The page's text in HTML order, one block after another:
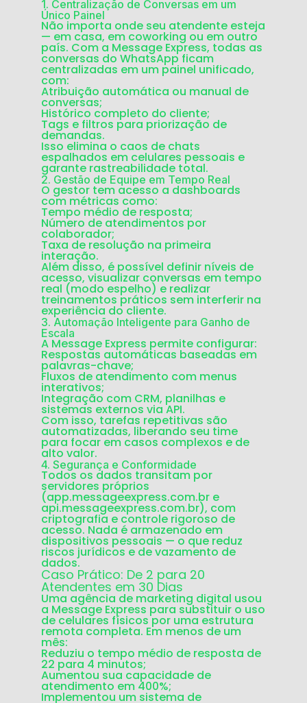
1. Centralização de Conversas em um
Único Painel
Não importa onde seu atendente esteja
— em casa, em coworking ou em outro
país. Com a Message Express, todas as
conversas do WhatsApp ficam
centralizadas em um painel unificado,
com:
Atribuição automática ou manual de
conversas;
Histórico completo do cliente;
Tags e filtros para priorização de
demandas.
Isso elimina o caos de chats
espalhados em celulares pessoais e
garante rastreabilidade total.
2. Gestão de Equipe em Tempo Real
O gestor tem acesso a dashboards
com métricas como:
Tempo médio de resposta;
Número de atendimentos por
colaborador;
Taxa de resolução na primeira
interação.
Além disso, é possível definir níveis de
acesso, visualizar conversas em tempo
real (modo espelho) e realizar
treinamentos práticos sem interferir na
experiência do cliente.
3. Automação Inteligente para Ganho de
Escala
A Message Express permite configurar:
Respostas automáticas baseadas em
palavras-chave;
Fluxos de atendimento com menus
interativos;
Integração com CRM, planilhas e
sistemas externos via API.
Com isso, tarefas repetitivas são
automatizadas, liberando seu time
para focar em casos complexos e de
alto valor.
4. Segurança e Conformidade
Todos os dados transitam por
servidores próprios
(app.messageexpress.com.br e
api.messageexpress.com.br), com
criptografia e controle rigoroso de
acesso. Nada é armazenado em
dispositivos pessoais — o que reduz
riscos jurídicos e de vazamento de
dados.
Caso Prático: De 2 para 20
Atendentes em 30 Dias
Uma agência de marketing digital usou
a Message Express para substituir o uso
de celulares físicos por uma estrutura
remota completa. Em menos de um
mês:
Reduziu o tempo médio de resposta de
22 para 4 minutos;
Aumentou sua capacidade de
atendimento em 400%;
Implementou um sistema de